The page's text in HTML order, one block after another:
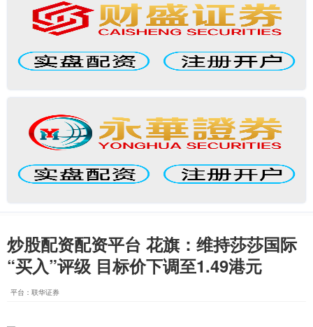
炒股配资配资平台 花旗：维持莎莎国际
“买入”评级 目标价下调至1.49港元
平台：联华证券